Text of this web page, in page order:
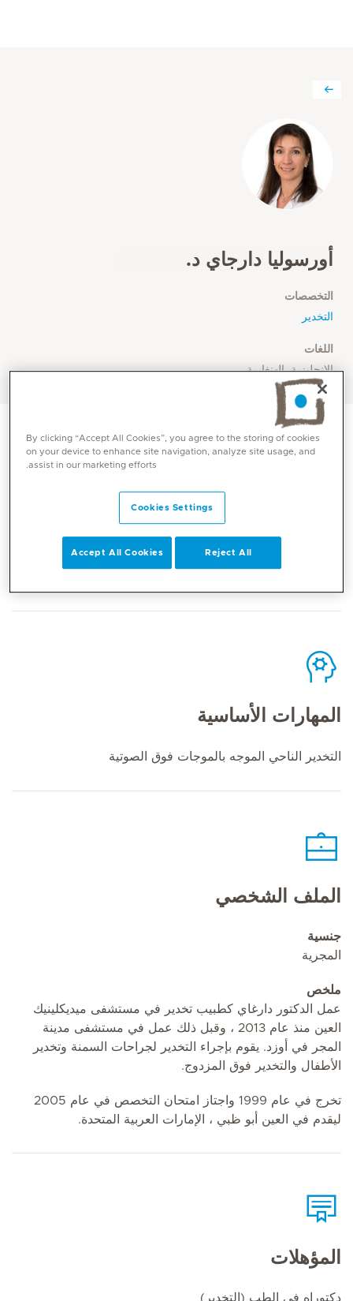
أورسوليا دارجاي د.
التخصصات
التخدير
اللغات
الإنجليزية, الهنغارية
Mediclinic Middle East Corporate Office
المهارات الأساسية
التخدير الناحي الموجه بالموجات فوق الصوتية
الملف الشخصي
جنسية
المجرية
ملخص
عمل الدكتور دارغاي كطبيب تخدير في مستشفى ميديكلينيك
العين منذ عام 2013 ، وقبل ذلك عمل في مستشفى مدينة
المجر في أوزد. يقوم بإجراء التخدير لجراحات السمنة وتخدير
الأطفال والتخدير فوق المزدوج.
تخرج في عام 1999 واجتاز امتحان التخصص في عام 2005
ليقدم في العين أبو ظبي ، الإمارات العربية المتحدة.
المؤهلات
دكتوراه في الطب (التخدير)
By clicking “Accept All Cookies”, you agree to the storing of cookies
on your device to enhance site navigation, analyze site usage, and
assist in our marketing efforts.
Cookies Settings
Reject All
Accept All Cookies